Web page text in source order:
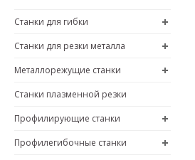
Станки для гибки
Станки для резки металла
Металлорежущие станки
Станки плазменной резки
Профилирующие станки
Профилегибочные станки